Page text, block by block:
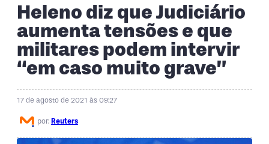
Heleno diz que Judiciário
aumenta tensões e que
militares podem intervir
“em caso muito grave”
17 de agosto de 2021 às 09:27
por: Reuters